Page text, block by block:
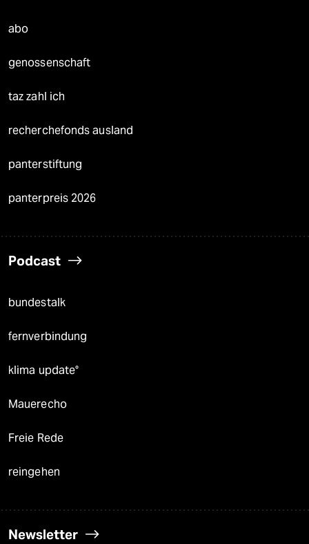
abo
genossenschaft
taz zahl ich
recherchefonds ausland
panterstiftung
panterpreis 2026
Podcast
bundestalk
fernverbindung
klima update°
Mauerecho
Freie Rede
reingehen
Newsletter